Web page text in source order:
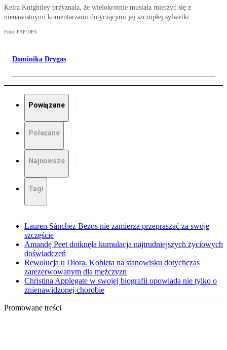
Keira Knightley przyznała, że wielokrotnie musiała mierzyć się z
nienawistnymi komentarzami dotyczącymi jej szczupłej sylwetki.
Foto: PAP/DPA
Dominika Drygas
Powiązane
Polecane
Najnowsze
Tagi
Lauren Sánchez Bezos nie zamierza przepraszać za swoje
szczęście
Amandę Peet dotknęła kumulacja najtrudniejszych życiowych
doświadczeń
Rewolucja u Diora. Kobieta na stanowisku dotychczas
zarezerwowanym dla mężczyzn
Christina Applegate w swojej biografii opowiada nie tylko o
znienawidzonej chorobie
Promowane treści